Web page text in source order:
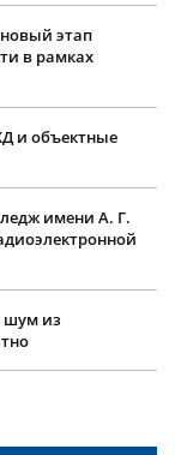
новый этап
в рамках
и объектные
имени А. Г.
шум из